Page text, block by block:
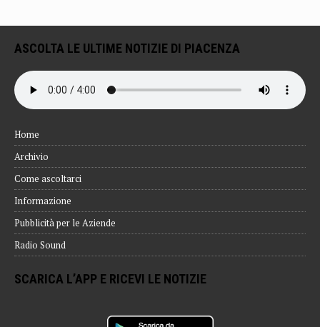
ASCOLTA LE ULTIME NOTIZIE DI PIACENZA
Home
Archivio
Come ascoltarci
Informazione
Pubblicità per le Aziende
Radio Sound
SCARICA L’APP E RICEVI LE NOTIZIE